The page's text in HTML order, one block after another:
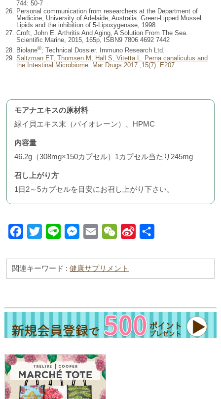
744: 50-7
Personal communication from researchers at the Department of
Medicine, University of Adelaide, Australia. Green-Lipped Mussel
Lipids and the inhibition of 5-Lipoxygenase, 1998.
Croft, John E. Arthritis And Aging, A Solution From The Sea.
Scientific Marine, 2015, 165p, ISBN9 7806 4692 7442
Biolane®; Technical Dossier. Immuno Research Ltd.
Saltzman ET, Thomsen M, Hall S, Vitetta L. Perna canaliculus and
the Intestinal Microbiome. Mar Drugs 2017 ;15(7): E207
モアナエキスの原材料
緑イ貝エキス末（バイオレーン）、HPMC
内容量
46.2g（308mg×150カプセル）1カプセル当たり245mg
召し上がり方
1日2～5カプセルを目安にお召し上がり下さい。
Facebook
Twitter Line Messenger
Email WeChatSina
関連キーワード :健康サプリメント